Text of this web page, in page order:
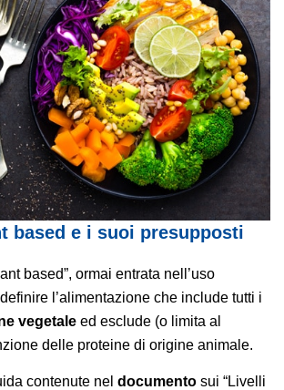
based e i suoi presupposti
based”, ormai entrata nell’uso
l’alimentazione che include tutti i
vegetale ed esclude (o limita al
delle proteine di origine animale.
contenute nel documento sui “Livelli